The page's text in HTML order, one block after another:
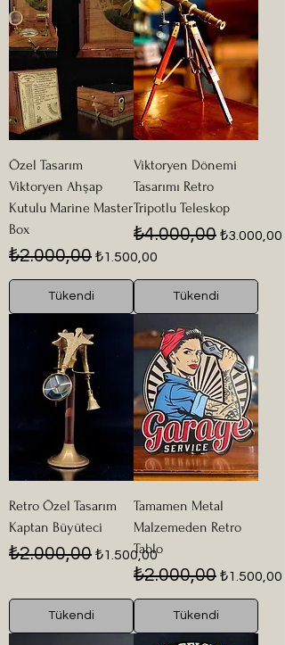
Özel Tasarım
Viktoryen Ahşap
Kutulu Marine Master
Box
Normal Fiyat
₺2.000,00 İndirimli Fiyat
₺1.500,00
Tükendi
Viktoryen Dönemi
Tasarımı Retro
Tripotlu Teleskop
Normal Fiyat
₺4.000,00 İndirimli
₺3.000,00
Tükendi
Retro Özel Tasarım
Kaptan Büyüteci
Normal Fiyat
₺2.000,00 İndirimli Fiyat
₺1.500,00
Tükendi
Tamamen Metal
Malzemeden Retro
Tablo
Normal Fiyat
₺2.000,00 İndirimli
₺1.500,00
Tükendi